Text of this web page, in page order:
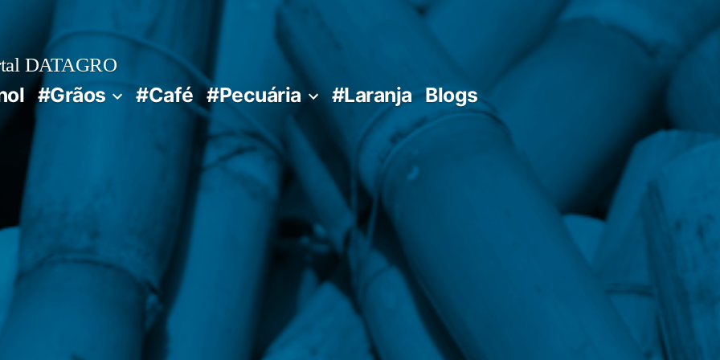
DATAGRO
#Grãos #Café #Pecuária #Laranja Blogs